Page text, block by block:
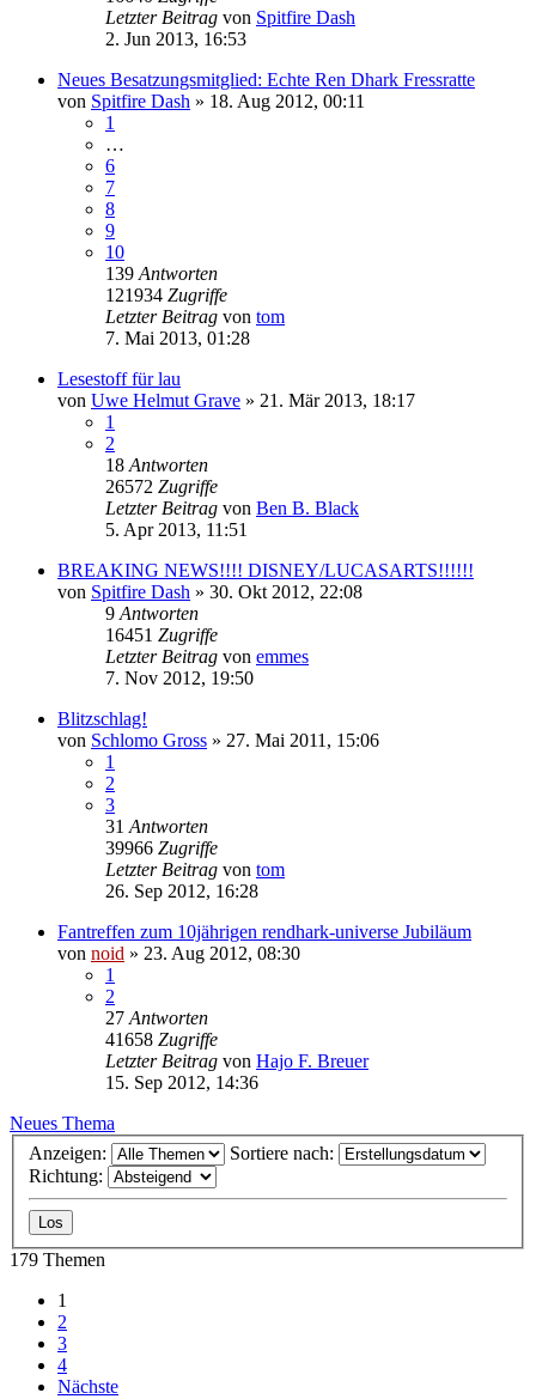
Letzter Beitrag von Spitfire Dash
2. Jun 2013, 16:53
Neues Besatzungsmitglied: Echte Ren Dhark Fressratte
von Spitfire Dash » 18. Aug 2012, 00:11
1
…
6
7
8
9
10
139 Antworten
121934 Zugriffe
Letzter Beitrag von tom
7. Mai 2013, 01:28
Lesestoff für lau
von Uwe Helmut Grave » 21. Mär 2013, 18:17
1
2
18 Antworten
26572 Zugriffe
Letzter Beitrag von Ben B. Black
5. Apr 2013, 11:51
BREAKING NEWS!!!! DISNEY/LUCASARTS!!!!!!
von Spitfire Dash » 30. Okt 2012, 22:08
9 Antworten
16451 Zugriffe
Letzter Beitrag von emmes
7. Nov 2012, 19:50
Blitzschlag!
von Schlomo Gross » 27. Mai 2011, 15:06
1
2
3
31 Antworten
39966 Zugriffe
Letzter Beitrag von tom
26. Sep 2012, 16:28
Fantreffen zum 10jährigen rendhark-universe Jubiläum
von noid » 23. Aug 2012, 08:30
1
2
27 Antworten
41658 Zugriffe
Letzter Beitrag von Hajo F. Breuer
15. Sep 2012, 14:36
Neues Thema
Anzeigen:
Sortiere nach:
Richtung:
179 Themen
1
2
3
4
Nächste